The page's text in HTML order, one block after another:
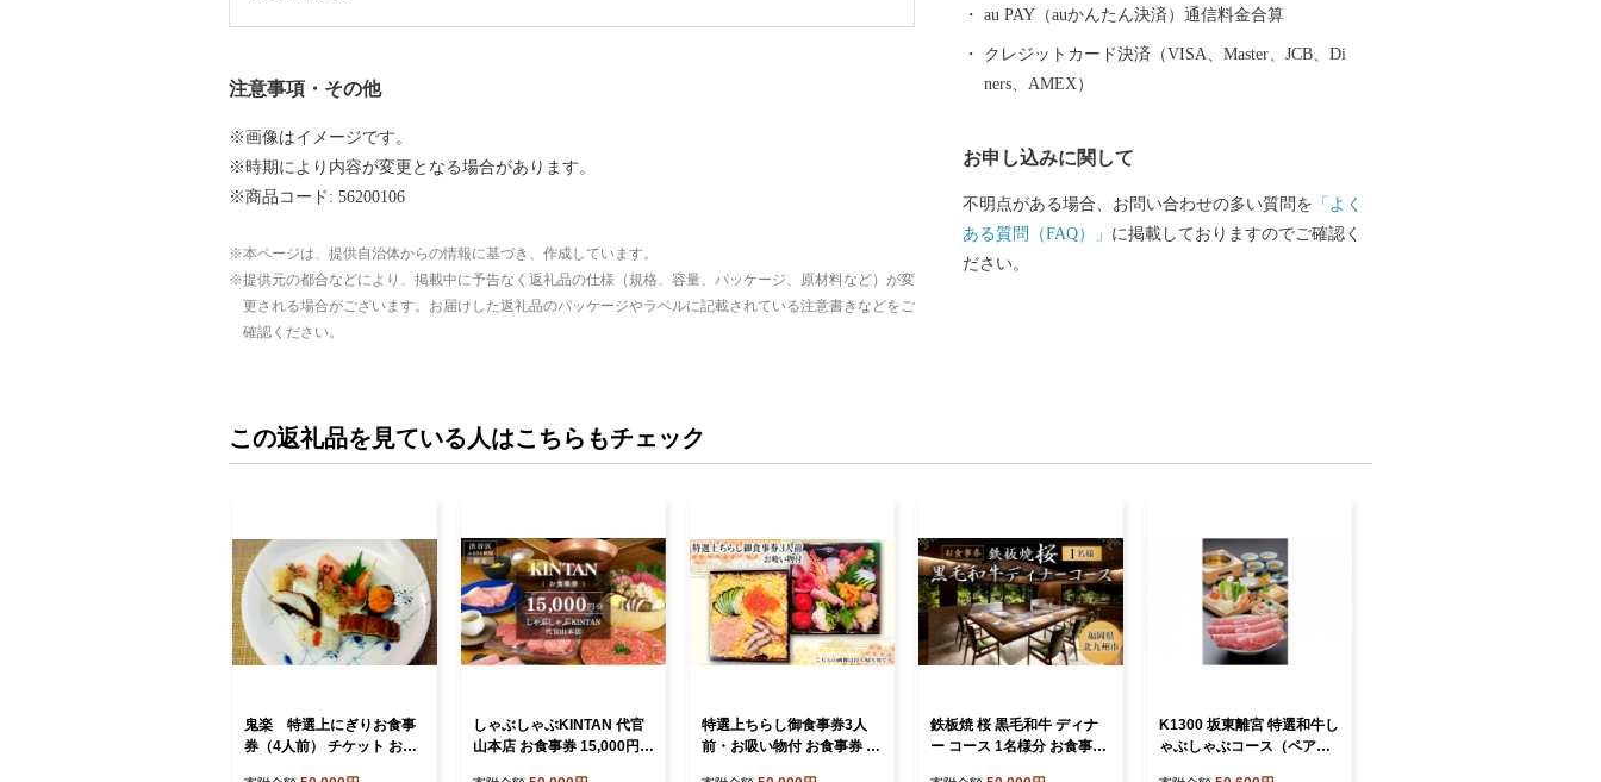
注意事項・その他
※画像はイメージです。
※時期により内容が変更となる場合があります。
※商品コード: 56200106
本ページは、提供自治体からの情報に基づき、作成しています。
提供元の都合などにより、掲載中に予告なく返礼品の仕様（規格、容量、パッケージ、原材料など）が変
更される場合がございます。お届けした返礼品のパッケージやラベルに記載されている注意書きなどをご
確認ください。
au PAY（auかんたん決済）通信料金合算
クレジットカード決済（VISA、Master、JCB、Di
ners、AMEX）
お申し込みに関して
不明点がある場合、お問い合わせの多い質問を 「よく
ある質問（FAQ）」 に掲載しておりますのでご確認く
ださい。
この返礼品を見ている人はこちらもチェック
鬼楽 特選上にぎりお食事
券（4人前） チケット お寿
しゃぶしゃぶKINTAN 代官
山本店 お食事券 15,000円分
特選上ちらし御食事券3人
前・お吸い物付 お食事券 チ
鉄板焼 桜 黒毛和牛 ディナ
ー コース 1名様分 お食事券
K1300 坂東離宮 特選和牛し
ゃぶしゃぶコース（ペアお